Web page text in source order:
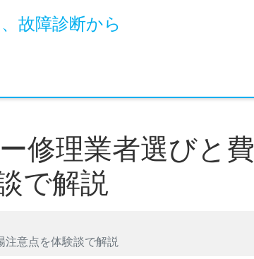
故障診断から
修理業者選びと費
で解説
注意点を体験談で解説